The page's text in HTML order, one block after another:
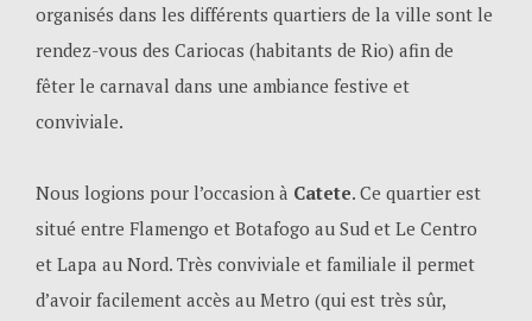
organisés dans les différents quartiers de la ville sont le
rendez-vous des Cariocas (habitants de Rio) afin de
fêter le carnaval dans une ambiance festive et
conviviale.
Nous logions pour l’occasion à Catete. Ce quartier est
situé entre Flamengo et Botafogo au Sud et Le Centro
et Lapa au Nord. Très conviviale et familiale il permet
d’avoir facilement accès au Metro (qui est très sûr,